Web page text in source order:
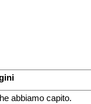
abbiamo capito.